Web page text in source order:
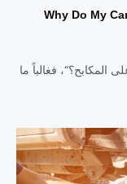
Why Do My
المكابح؟“، فغالباً ما